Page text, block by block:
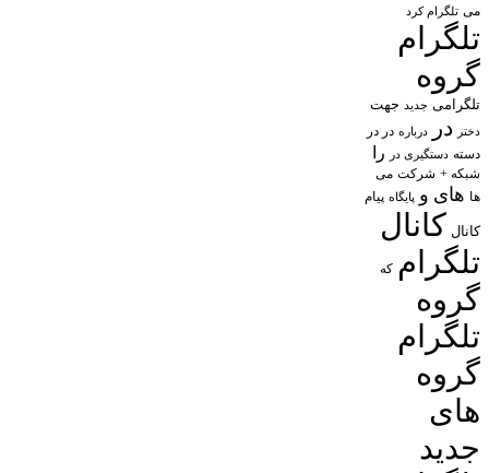
می تلگرام کرد
تلگرام
گروه
تلگرامی جدید جهت
دختر در درباره در در
دسته دستگیری در را
شبکه + شرکت می
ها های و پایگاه پیام
کانال کانال
تلگرام که
گروه
تلگرام
گروه
های
جدید